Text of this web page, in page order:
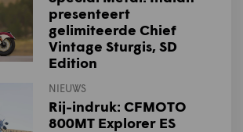
presenteert
gelimiteerde Chief
Vintage Sturgis, SD
Edition
NIEUWS
Rij-indruk: CFMOTO
800MT Explorer ES